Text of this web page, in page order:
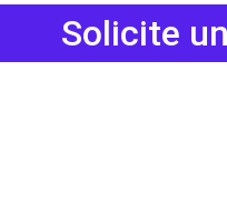
Solicite